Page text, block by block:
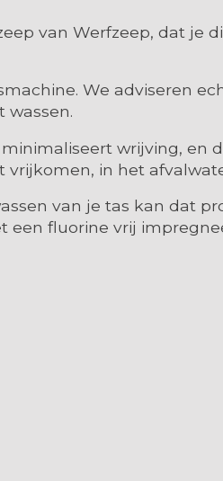
van Werfzeep, dat je
We adviseren
wassen.
wrijving, en
vrijkomen, in het
van je tas kan dat
een fluorine vrij